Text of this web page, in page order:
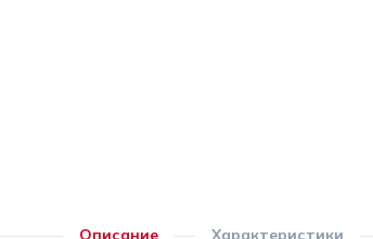
Описание Характеристики